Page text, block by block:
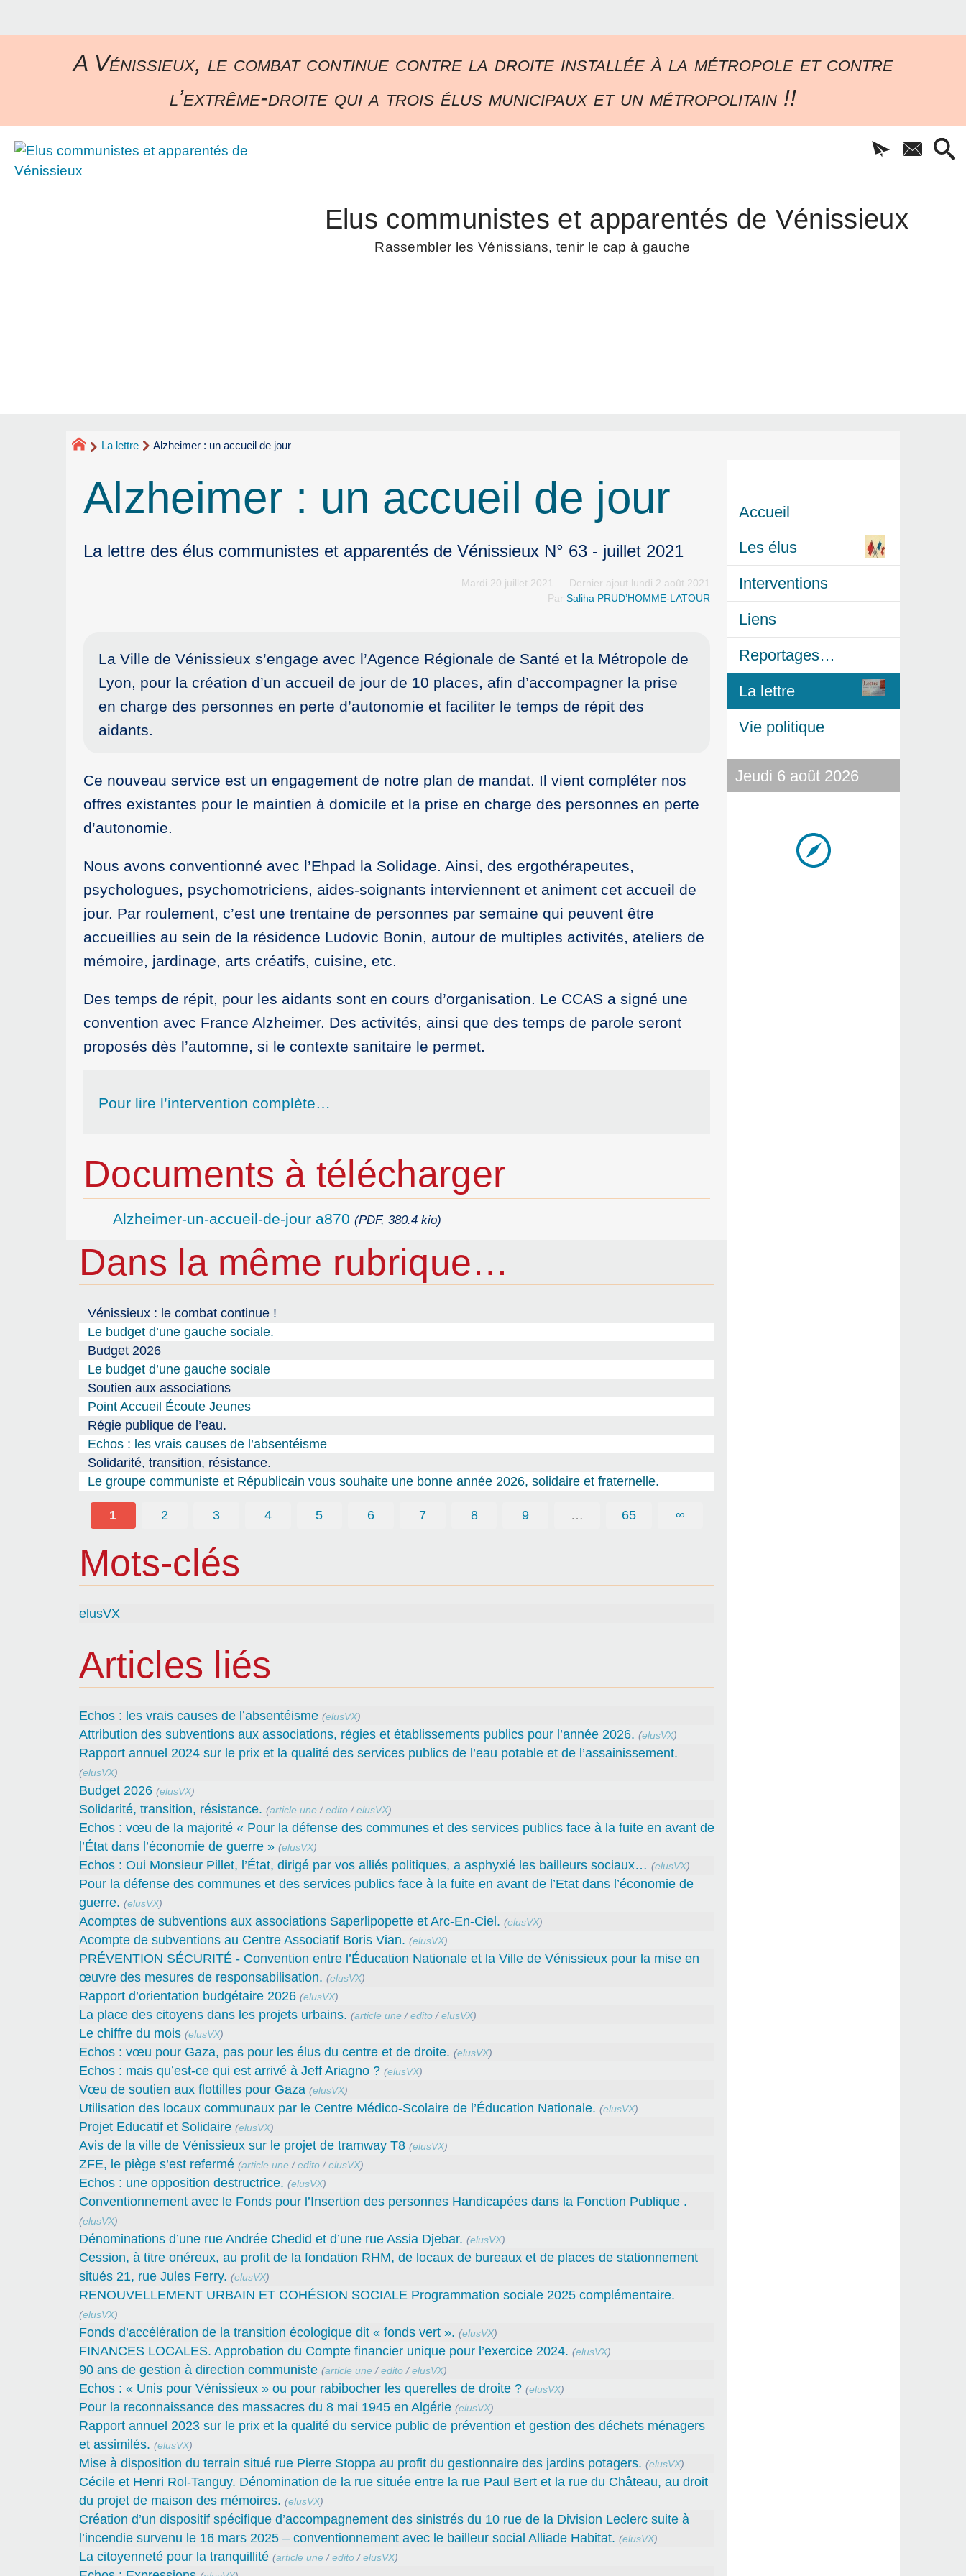
A Vénissieux, le combat continue contre la droite installée à la métropole et contre
l’extrême-droite qui a trois élus municipaux et un métropolitain !!
Elus communistes et apparentés de Vénissieux
Rassembler les Vénissians, tenir le cap à gauche
La lettre Alzheimer : un accueil de jour
Alzheimer : un accueil de jour
La lettre des élus communistes et apparentés de Vénissieux N° 63 - juillet 2021
Mardi 20 juillet 2021 — Dernier ajout lundi 2 août 2021
Par Saliha PRUD’HOMME-LATOUR
La Ville de Vénissieux s’engage avec l’Agence Régionale de Santé et la Métropole de
Lyon, pour la création d’un accueil de jour de 10 places, afin d’accompagner la prise
en charge des personnes en perte d’autonomie et faciliter le temps de répit des
aidants.
Ce nouveau service est un engagement de notre plan de mandat. Il vient compléter nos
offres existantes pour le maintien à domicile et la prise en charge des personnes en perte
d’autonomie.
Nous avons conventionné avec l’Ehpad la Solidage. Ainsi, des ergothérapeutes,
psychologues, psychomotriciens, aides-soignants interviennent et animent cet accueil de
jour. Par roulement, c’est une trentaine de personnes par semaine qui peuvent être
accueillies au sein de la résidence Ludovic Bonin, autour de multiples activités, ateliers de
mémoire, jardinage, arts créatifs, cuisine, etc.
Des temps de répit, pour les aidants sont en cours d’organisation. Le CCAS a signé une
convention avec France Alzheimer. Des activités, ainsi que des temps de parole seront
proposés dès l’automne, si le contexte sanitaire le permet.
Pour lire l’intervention complète…
Documents à télécharger
Alzheimer-un-accueil-de-jour a870 (PDF, 380.4 kio)
Dans la même rubrique…
Vénissieux : le combat continue !
Le budget d’une gauche sociale.
Budget 2026
Le budget d’une gauche sociale
Soutien aux associations
Point Accueil Écoute Jeunes
Régie publique de l’eau.
Echos : les vrais causes de l’absentéisme
Solidarité, transition, résistance.
Le groupe communiste et Républicain vous souhaite une bonne année 2026, solidaire et fraternelle.
1 2 3 4 5 6 7 8 9 … 65 ∞
Mots-clés
elusVX
Articles liés
Echos : les vrais causes de l’absentéisme (elusVX)
Attribution des subventions aux associations, régies et établissements publics pour l’année 2026. (elusVX)
Rapport annuel 2024 sur le prix et la qualité des services publics de l’eau potable et de l’assainissement.
(elusVX)
Budget 2026 (elusVX)
Solidarité, transition, résistance. (article une/edito/elusVX)
Echos : vœu de la majorité « Pour la défense des communes et des services publics face à la fuite en avant de
l’État dans l’économie de guerre » (elusVX)
Echos : Oui Monsieur Pillet, l’État, dirigé par vos alliés politiques, a asphyxié les bailleurs sociaux… (elusVX)
Pour la défense des communes et des services publics face à la fuite en avant de l’Etat dans l’économie de
guerre. (elusVX)
Acomptes de subventions aux associations Saperlipopette et Arc-En-Ciel. (elusVX)
Acompte de subventions au Centre Associatif Boris Vian. (elusVX)
PRÉVENTION SÉCURITÉ - Convention entre l’Éducation Nationale et la Ville de Vénissieux pour la mise en
œuvre des mesures de responsabilisation. (elusVX)
Rapport d’orientation budgétaire 2026 (elusVX)
La place des citoyens dans les projets urbains. (article une/edito/elusVX)
Le chiffre du mois (elusVX)
Echos : vœu pour Gaza, pas pour les élus du centre et de droite. (elusVX)
Echos : mais qu’est-ce qui est arrivé à Jeff Ariagno ? (elusVX)
Vœu de soutien aux flottilles pour Gaza (elusVX)
Utilisation des locaux communaux par le Centre Médico-Scolaire de l’Éducation Nationale. (elusVX)
Projet Educatif et Solidaire (elusVX)
Avis de la ville de Vénissieux sur le projet de tramway T8 (elusVX)
ZFE, le piège s’est refermé (article une/edito/elusVX)
Echos : une opposition destructrice. (elusVX)
Conventionnement avec le Fonds pour l’Insertion des personnes Handicapées dans la Fonction Publique .
(elusVX)
Dénominations d’une rue Andrée Chedid et d’une rue Assia Djebar. (elusVX)
Cession, à titre onéreux, au profit de la fondation RHM, de locaux de bureaux et de places de stationnement
situés 21, rue Jules Ferry. (elusVX)
RENOUVELLEMENT URBAIN ET COHÉSION SOCIALE Programmation sociale 2025 complémentaire.
(elusVX)
Fonds d’accélération de la transition écologique dit « fonds vert ». (elusVX)
FINANCES LOCALES. Approbation du Compte financier unique pour l’exercice 2024. (elusVX)
90 ans de gestion à direction communiste (article une/edito/elusVX)
Echos : « Unis pour Vénissieux » ou pour rabibocher les querelles de droite ? (elusVX)
Pour la reconnaissance des massacres du 8 mai 1945 en Algérie (elusVX)
Rapport annuel 2023 sur le prix et la qualité du service public de prévention et gestion des déchets ménagers
et assimilés. (elusVX)
Mise à disposition du terrain situé rue Pierre Stoppa au profit du gestionnaire des jardins potagers. (elusVX)
Cécile et Henri Rol-Tanguy. Dénomination de la rue située entre la rue Paul Bert et la rue du Château, au droit
du projet de maison des mémoires. (elusVX)
Création d’un dispositif spécifique d’accompagnement des sinistrés du 10 rue de la Division Leclerc suite à
l’incendie survenu le 16 mars 2025 – conventionnement avec le bailleur social Alliade Habitat. (elusVX)
La citoyenneté pour la tranquillité (article une/edito/elusVX)
Accueil
Les élus
Interventions
Liens
Reportages…
La lettre
Vie politique
Jeudi 6 août 2026